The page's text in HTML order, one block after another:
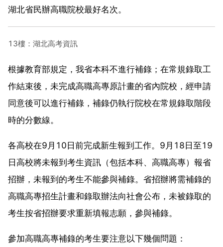
湖北省民辦高職院校最好名次。
13樓：湖北高考資訊
根據教育部規定，我省本科不進行補錄；在常規錄取工
作結束後，未完成高職高專原計畫的省內院校，經申請
同意後可以進行補錄，補錄仍執行院校在常規錄取階段
時的分數線。
各高校在9月10日前完成新生報到工作。9月18日至19
日高校將未報到考生資訊（包括本科、高職高專）報省
招辦，未報到的考生不能參與補錄。省招辦將需補錄的
高職高專招生計畫和錄取辦法向社會公布，未被錄取的
考生按省招辦要求重新填報志願，參與補錄。
參加高職高專補錄的考生要注意以下幾個問題：